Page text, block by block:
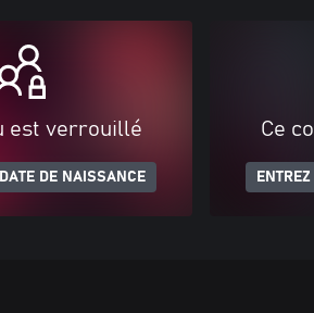
est verrouillé
DE NAISSANCE
Ce